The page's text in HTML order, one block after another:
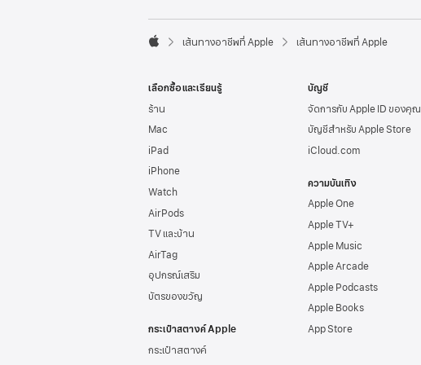
e
o
e
r

p
l
e
เส้นทางอาชีพที่ Apple เส้นทางอาชีพที่ Apple
เลือกซื้อและเรียนรู้
ร้าน
Mac
iPad
iPhone
Watch
AirPods
TV และบ้าน
AirTag
อุปกรณ์เสริม
บัตรของขวัญ
กระเป๋าสตางค์ Apple
กระเป๋าสตางค์
บัญชี
จัดการกับ Apple IDของคุณ
บัญชีสำหรับ Apple Store
iCloud.com
ความบันเทิง
Apple One
Apple TV+
Apple Music
Apple Arcade
Apple Podcasts
Apple Books
App Store